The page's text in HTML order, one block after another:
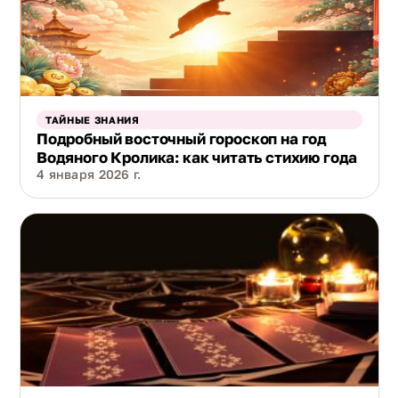
ТАЙНЫЕ ЗНАНИЯ
Подробный восточный гороскоп на год
Водяного Кролика: как читать стихию года
4 января 2026 г.